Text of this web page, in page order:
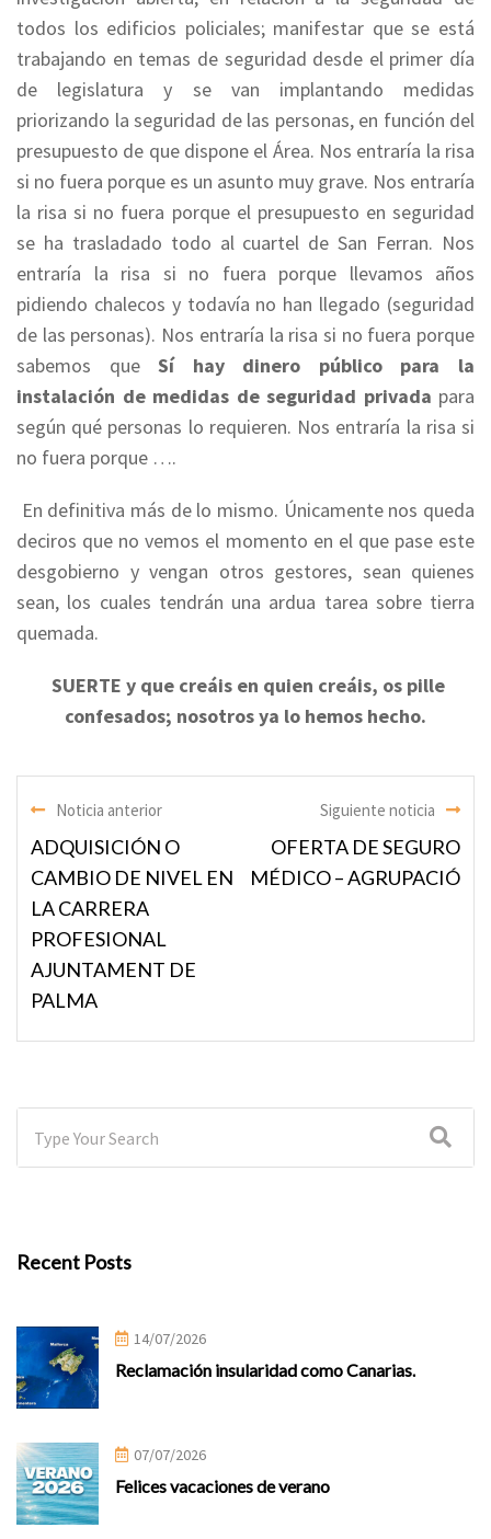
todos los edificios policiales; manifestar que se está
trabajando en temas de seguridad desde el primer día
de legislatura y se van implantando medidas
priorizando la seguridad de las personas, en función del
presupuesto de que dispone el Área. Nos entraría la risa
si no fuera porque es un asunto muy grave. Nos entraría
la risa si no fuera porque el presupuesto en seguridad
se ha trasladado todo al cuartel de San Ferran. Nos
entraría la risa si no fuera porque llevamos años
pidiendo chalecos y todavía no han llegado (seguridad
de las personas). Nos entraría la risa si no fuera porque
sabemos queSí hay dinero público para la
instalación de medidas de seguridad privada para
según qué personas lo requieren. Nos entraría la risa si
no fuera porque ….
En definitiva más de lo mismo. Únicamente nos queda
deciros que no vemos el momento en el que pase este
desgobierno y vengan otros gestores, sean quienes
sean, los cuales tendrán una ardua tarea sobre tierra
quemada.
SUERTE y que creáis en quien creáis, os pille
confesados; nosotros ya lo hemos hecho.
Noticia anterior
ADQUISICIÓN O
CAMBIO DE NIVEL EN
LA CARRERA
PROFESIONAL
AJUNTAMENT DE
PALMA
Siguiente noticia
OFERTA DE SEGURO
MÉDICO – AGRUPACIÓ
Recent Posts
14/07/2026
Reclamación insularidad como Canarias.
07/07/2026
Felices vacaciones de verano